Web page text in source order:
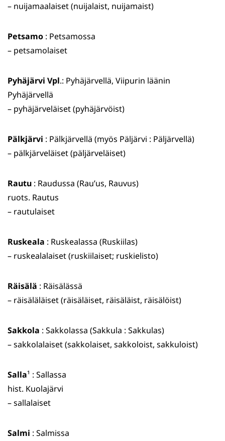
– nuijamaalaiset (nuijalaist, nuijamaist)
Petsamo : Petsamossa
– petsamolaiset
Pyhäjärvi Vpl.: Pyhäjärvellä, Viipurin läänin
Pyhäjärvellä
– pyhäjärveläiset (pyhäjärvöist)
Pälkjärvi : Pälkjärvellä (myös Päljärvi : Päljärvellä)
– pälkjärveläiset (päljärveläiset)
Rautu : Raudussa (Rau’us, Rauvus)
ruots. Rautus
– rautulaiset
Ruskeala : Ruskealassa (Ruskiilas)
– ruskealalaiset (ruskiilaiset; ruskielisto)
Räisälä : Räisälässä
– räisäläläiset (räisäläiset, räisäläist, räisälöist)
Sakkola : Sakkolassa (Sakkula : Sakkulas)
– sakkolalaiset (sakkolaiset, sakkoloist, sakkuloist)
Salla¹ : Sallassa
hist. Kuolajärvi
– sallalaiset
Salmi : Salmissa